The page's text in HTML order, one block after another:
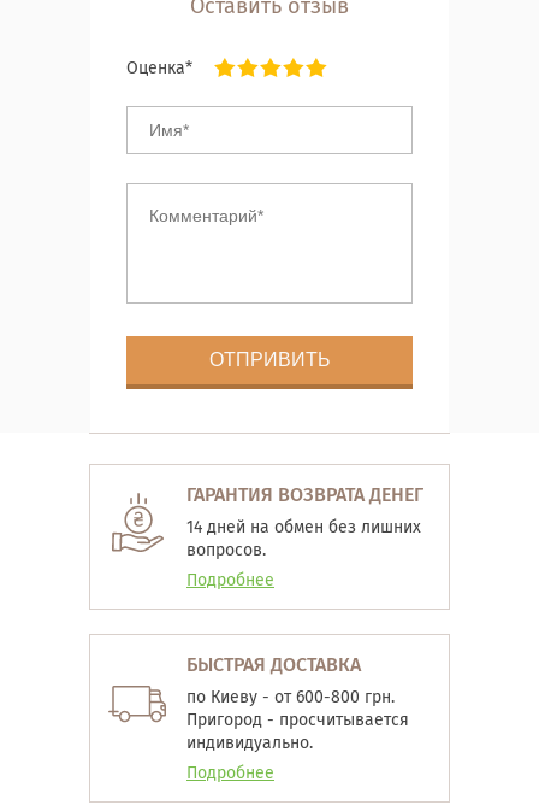
Оставить отзыв
Оценка*
ГАРАНТИЯ ВОЗВРАТА ДЕНЕГ
14 дней на обмен без лишних
вопросов.
Подробнее
БЫСТРАЯ ДОСТАВКА
по Киеву - от 600-800 грн.
Пригород - просчитывается
индивидуально.
Подробнее